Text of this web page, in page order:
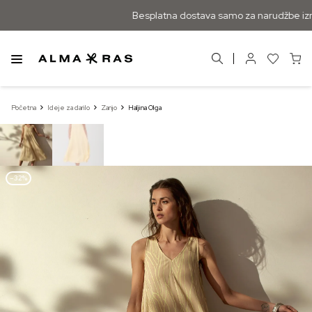
Besplatna dostava samo za narudžbe
Početna Ideje za darilo Zanjo Haljina Olga
–32%